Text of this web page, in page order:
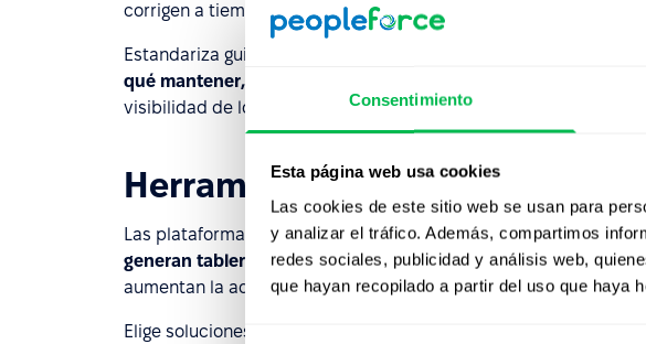
Consentimiento
Esta página web usa cookies
Las cookies de este sitio web se usan para
y analizar el tráfico. Además, compartimos
redes sociales, publicidad y análisis web,
que hayan recopilado a partir del uso que haya
corrigen a tiempo y mantienen el aprendizaje activo.
Estandariza guiones y capacitaciones para estas
qué mantener, qué mejorar y qué detene
visibilidad de los avances.
Herramientas digitales de
Las plataformas de talento concentran metas, feedback y
generan tableros y ofrecen analítica de tendencias. Con
aumentan la adopción en equipos híbridos o remotos.
Elige soluciones con flujos configurables, trazabilidad y